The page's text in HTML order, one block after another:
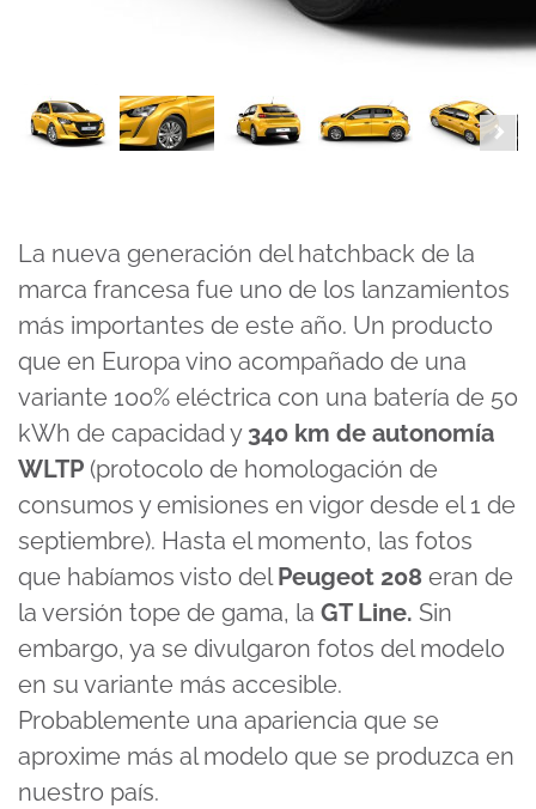
La nueva generación del hatchback de la
marca francesa fue uno de los lanzamientos
más importantes de este año. Un producto
que en Europa vino acompañado de una
variante 100% eléctrica con una batería de 50
kWh de capacidad y 340 km de autonomía
WLTP (protocolo de homologación de
consumos y emisiones en vigor desde el 1 de
septiembre). Hasta el momento, las fotos
que habíamos visto delPeugeot 208 eran de
la versión tope de gama, la GT Line. Sin
embargo, ya se divulgaron fotos del modelo
en su variante más accesible.
Probablemente una apariencia que se
aproxime más al modelo que se produzca en
nuestro país.